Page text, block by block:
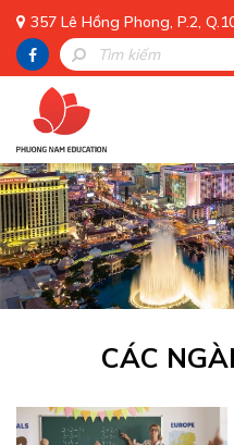
357 Lê Hồng Phong, P.2,
CÁC